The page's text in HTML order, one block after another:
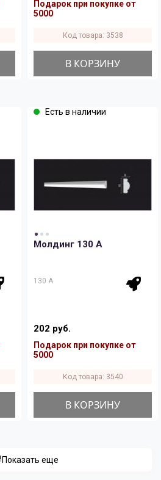
Подарок при покупке от
5000
Код товара: 3538
В КОРЗИНУ
Есть в наличии
Молдинг 130 A
130 A
202 руб.
Подарок при покупке от
5000
Код товара: 3540
В КОРЗИНУ
Показать еще